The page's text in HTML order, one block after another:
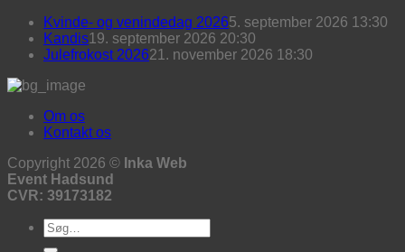
Kvinde- og venindedag 20265. september 2026 13:30
Kandis19. september 2026 20:30
Julefrokost 202621. november 2026 18:30
Om os
Kontakt os
Copyright 2026 © Inka Web
Event Hadsund
CVR: 39173182
Søg
efter: